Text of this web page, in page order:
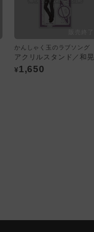
かんしゃく玉のラブソング
アクリルスタンド／和晃
¥1,650